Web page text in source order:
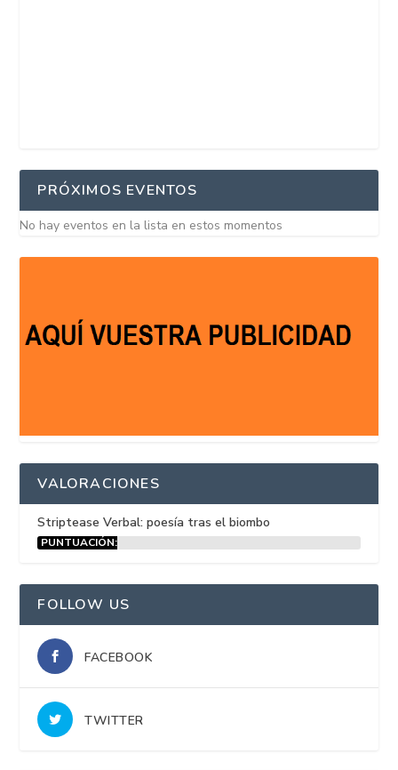
PRÓXIMOS EVENTOS
No hay eventos en la lista en estos momentos
VALORACIONES
Striptease Verbal: poesía tras el biombo
PUNTUACIÓN:
FOLLOW US
FACEBOOK
TWITTER